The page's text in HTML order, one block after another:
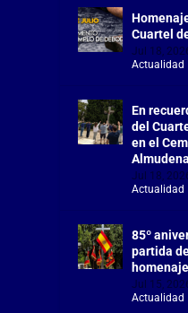
Cuartel
Jul 18,
Actualidad
En
del
en el
Almudena
Jul 18,
Actualidad
85º
partida
Jul 15,
Actualidad